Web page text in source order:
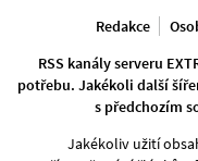
Redakce
RSS kanály serveru
potřebu. Jakékoli další
s předchozím
Jakékoliv užití